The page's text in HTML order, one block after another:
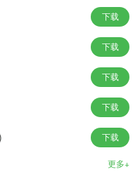
键，驾驶摩托车加速或减速
币
双倍计分
下载
下载
下载
下载
下载
更多+